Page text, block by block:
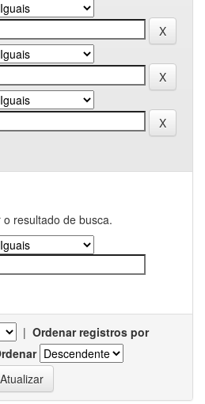
resultado de busca.
| Ordenar registros por